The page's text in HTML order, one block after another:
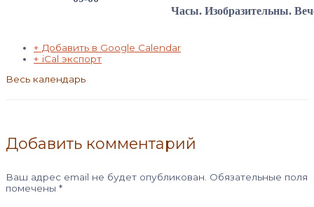
Часы. Изобразительны.
+ Добавить в Google Calendar
+ iCal экспорт
Весь календарь
Добавить комментарий
Ваш адрес email не будет опубликован. Обязательные поля
помечены *